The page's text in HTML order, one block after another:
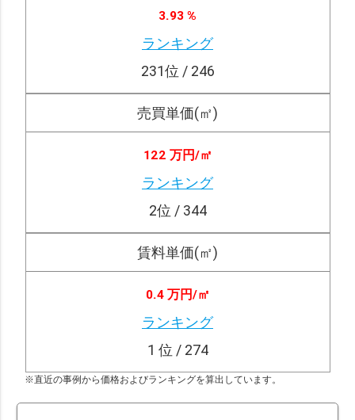
3.93 %
ランキング
231位 / 246
売買単価(㎡)
122 万円/㎡
ランキング
2位 / 344
賃料単価(㎡)
0.4 万円/㎡
ランキング
1 位 / 274
※直近の事例から価格およびランキングを算出しています。